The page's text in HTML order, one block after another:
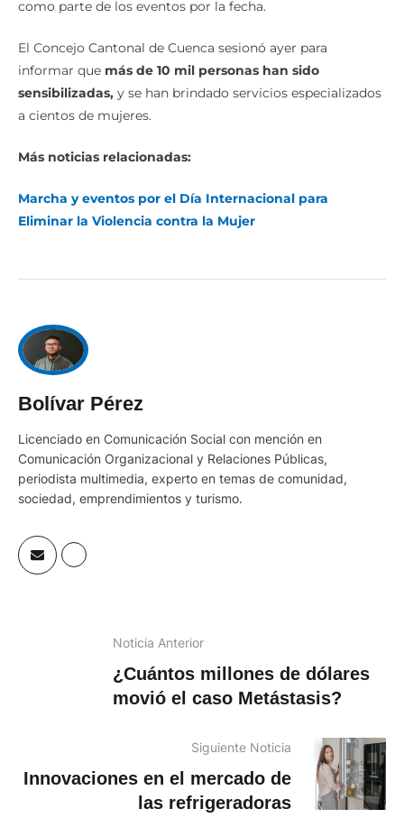
como parte de los eventos por la fecha.
El Concejo Cantonal de Cuenca sesionó ayer para
informar que más de 10 mil personas han sido
sensibilizadas, y se han brindado servicios especializados
a cientos de mujeres.
Más noticias relacionadas:
Marcha y eventos por el Día Internacional para
Eliminar la Violencia contra la Mujer
Bolívar Pérez
Licenciado en Comunicación Social con mención en
Comunicación Organizacional y Relaciones Públicas,
periodista multimedia, experto en temas de comunidad,
sociedad, emprendimientos y turismo.
Noticia Anterior
¿Cuántos millones de dólares
movió el caso Metástasis?
Siguiente Noticia
Innovaciones en el mercado de
las refrigeradoras